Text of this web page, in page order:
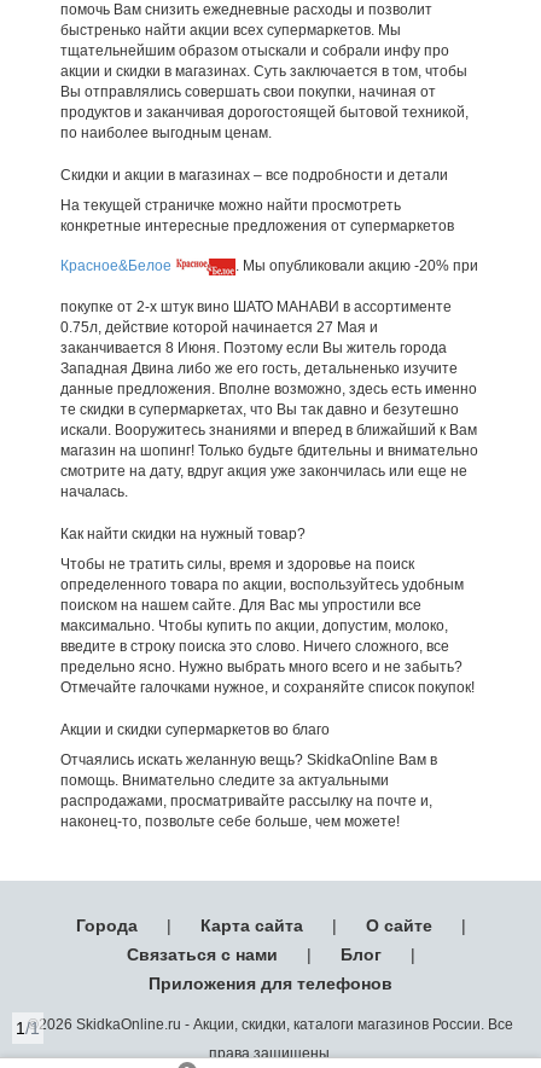
1/1
помочь Вам снизить ежедневные расходы и позволит
быстренько найти акции всех супермаркетов. Мы
тщательнейшим образом отыскали и собрали инфу про
акции и скидки в магазинах. Суть заключается в том, чтобы
Вы отправлялись совершать свои покупки, начиная от
продуктов и заканчивая дорогостоящей бытовой техникой,
по наиболее выгодным ценам.
Скидки и акции в магазинах – все подробности и детали
На текущей страничке можно найти просмотреть
конкретные интересные предложения от супермаркетов
Красное&Белое . Мы опубликовали акцию -20% при
покупке от 2-х штук вино ШАТО МАНАВИ в ассортименте
0.75л, действие которой начинается 27 Мая и
заканчивается 8 Июня. Поэтому если Вы житель города
Западная Двина либо же его гость, детальненько изучите
данные предложения. Вполне возможно, здесь есть именно
те скидки в супермаркетах, что Вы так давно и безутешно
искали. Вооружитесь знаниями и вперед в ближайший к Вам
магазин на шопинг! Только будьте бдительны и внимательно
смотрите на дату, вдруг акция уже закончилась или еще не
началась.
Как найти скидки на нужный товар?
Чтобы не тратить силы, время и здоровье на поиск
определенного товара по акции, воспользуйтесь удобным
поиском на нашем сайте. Для Вас мы упростили все
максимально. Чтобы купить по акции, допустим, молоко,
введите в строку поиска это слово. Ничего сложного, все
предельно ясно. Нужно выбрать много всего и не забыть?
Отмечайте галочками нужное, и сохраняйте список покупок!
Акции и скидки супермаркетов во благо
Отчаялись искать желанную вещь? SkidkaOnline Вам в
помощь. Внимательно следите за актуальными
распродажами, просматривайте рассылку на почте и,
наконец-то, позвольте себе больше, чем можете!
Города | Карта сайта | О сайте
|
Связаться с нами
| Блог
|
Приложения для телефонов
©2026 SkidkaOnline.ru - Акции, скидки, каталоги магазинов России. Все
права защищены.